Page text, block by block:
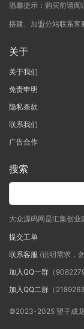
温馨提示：购买前请阅
搭建、加盟分站联系客
关于
关于我们
免责申明
隐私条款
联系我们
广告合作
搜索
大众源码网是汇集创业
提交工单
联系客服 (说明需求，
加入QQ一群 （9082279
加入QQ二群 （
©2023-2025 望子成龙